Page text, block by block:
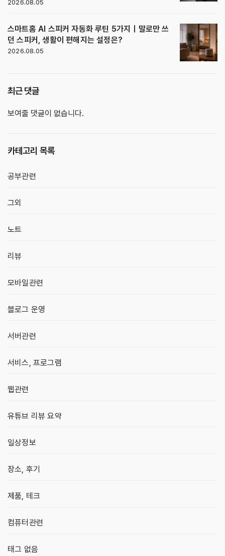
2026.08.05
스마트홈 AI 스피커 자동화 루틴 5가지｜말로만 쓰
던 스피커, 생활이 편해지는 설정은?
2026.08.05
최근 댓글
보여줄 댓글이 없습니다.
카테고리 목록
공부관련
그외
노트
리뷰
모바일관련
블로그 운영
서버관련
서비스, 프로그램
웹관련
유튜브 리뷰 요약
일상정보
장소, 후기
제품, 테크
컴퓨터관련
태그 없음